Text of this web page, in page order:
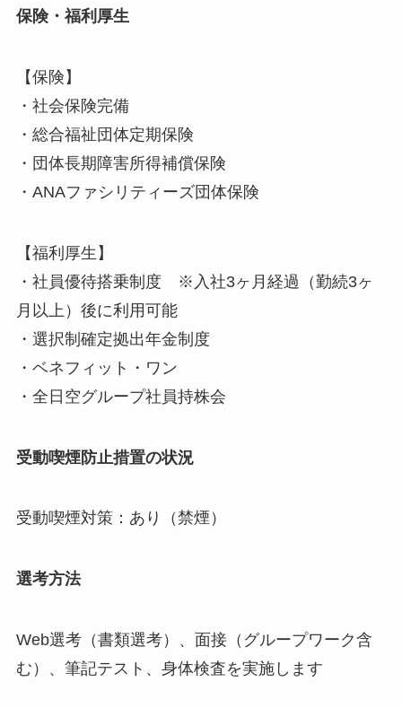
保険・福利厚生
【保険】
・社会保険完備
・総合福祉団体定期保険
・団体長期障害所得補償保険
・ANAファシリティーズ団体保険
【福利厚生】
・社員優待搭乗制度 ※入社3ヶ月経過（勤続3ヶ
月以上）後に利用可能
・選択制確定拠出年金制度
・ベネフィット・ワン
・全日空グループ社員持株会
受動喫煙防止措置の状況
受動喫煙対策：あり（禁煙）
選考方法
Web選考（書類選考）、面接（グループワーク含
む）、筆記テスト、身体検査を実施します